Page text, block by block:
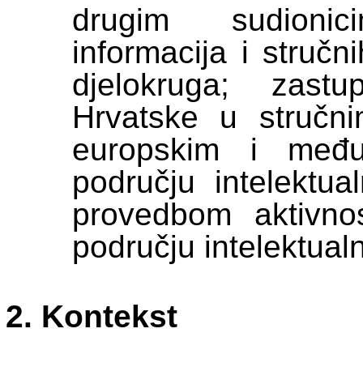
drugim
informacija i
djelokruga;
Hrvatske u
europskim i
području
provedbom
području
Kontekst